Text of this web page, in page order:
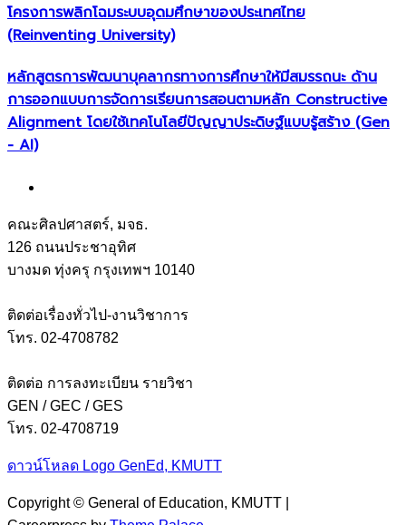
โครงการพลิกโฉมระบบอุดมศึกษาของประเทศไทย
(Reinventing University)
หลักสูตรการพัฒนาบุคลากรทางการศึกษาให้มีสมรรถนะ ด้าน
การออกแบบการจัดการเรียนการสอนตามหลัก Constructive
Alignment โดยใช้เทคโนโลยีปัญญาประดิษฐ์แบบรู้สร้าง (Gen
- AI)
คณะศิลปศาสตร์, มจธ.
126 ถนนประชาอุทิศ
บางมด ทุ่งครุ กรุงเทพฯ 10140
ติดต่อเรื่องทั่วไป-งานวิชาการ
โทร. 02-4708782
ติดต่อ การลงทะเบียน รายวิชา
GEN / GEC / GES
โทร. 02-4708719
ดาวน์โหลด Logo GenEd, KMUTT
Copyright © General of Education, KMUTT |